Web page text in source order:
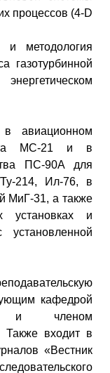
процессов (4-D
методология
газотурбинной
авиационном
МС-21 и в
ПС-90А для
214, Ил-76, в
МиГ-31, а также
установках и
установленной
кафедрой
и членом
Также входит в
«Вестник